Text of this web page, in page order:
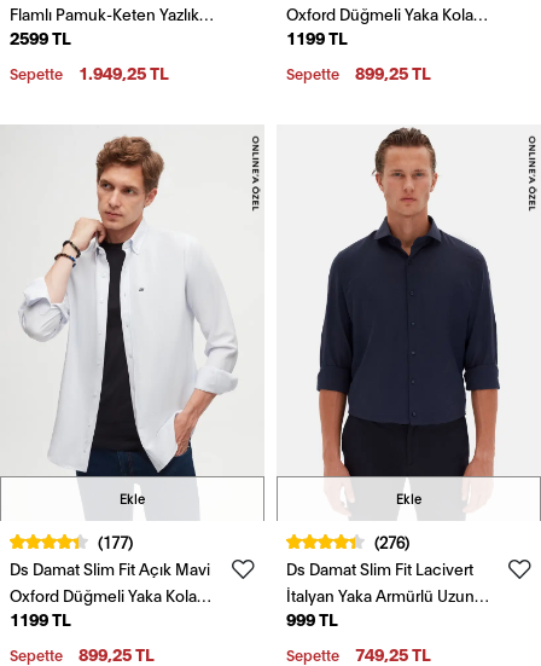
Flamlı Pamuk-Keten Yazlık
Gömlek
2599 TL
Sepette 1.949,25 TL
Oxford Düğmeli Yaka Kolay
Ütülenebilir Nakış Detaylı
Pamuklu Gömlek
1199 TL
Sepette 899,25 TL
Ekle
(177)
Ds Damat Slim Fit Açık Mavi
Oxford Düğmeli Yaka Kolay
Ütülenebilir Nakış Detaylı
Pamuklu Gömlek
1199 TL
Sepette 899,25 TL
Ekle
(276)
Ds Damat Slim Fit Lacivert
İtalyan Yaka Armürlü Uzun
Kollu Kolay Ütülenebilir
Nefes Alan Dört Mevsim
999 TL
Sepette 749,25 TL